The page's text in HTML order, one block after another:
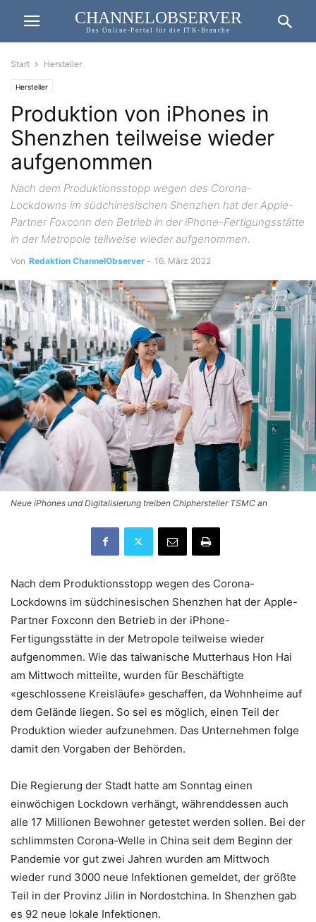
CHANNELOBSERVER
Das Online-Portal für die ITK-Branche
Start Hersteller
Hersteller
Produktion von iPhones in
Shenzhen teilweise wieder
aufgenommen
Nach dem Produktionsstopp wegen des Corona-
Lockdowns im südchinesischen Shenzhen hat der Apple-
Partner Foxconn den Betrieb in der iPhone-Fertigungsstätte
in der Metropole teilweise wieder aufgenommen.
Von Redaktion ChannelObserver - 16. März 2022
Neue iPhones und Digitalisierung treiben Chiphersteller TSMC an
Nach dem Produktionsstopp wegen des Corona-
Lockdowns im südchinesischen Shenzhen hat der Apple-
Partner Foxconn den Betrieb in der iPhone-
Fertigungsstätte in der Metropole teilweise wieder
aufgenommen. Wie das taiwanische Mutterhaus Hon Hai
am Mittwoch mitteilte, wurden für Beschäftigte
«geschlossene Kreisläufe» geschaffen, da Wohnheime auf
dem Gelände liegen. So sei es möglich, einen Teil der
Produktion wieder aufzunehmen. Das Unternehmen folge
damit den Vorgaben der Behörden.
Die Regierung der Stadt hatte am Sonntag einen
einwöchigen Lockdown verhängt, währenddessen auch
alle 17 Millionen Bewohner getestet werden sollen. Bei der
schlimmsten Corona-Welle in China seit dem Beginn der
Pandemie vor gut zwei Jahren wurden am Mittwoch
wieder rund 3000 neue Infektionen gemeldet, der größte
Teil in der Provinz Jilin in Nordostchina. In Shenzhen gab
es 92 neue lokale Infektionen.